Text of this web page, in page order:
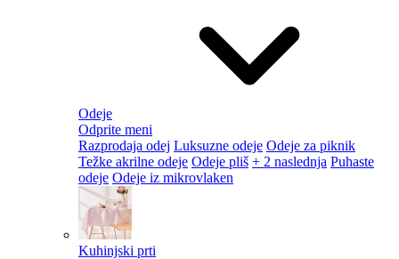
Odeje
Odprite meni
Razprodaja odej Luksuzne odeje Odeje za piknik
Težke akrilne odeje Odeje pliš + 2 naslednja Puhaste
odeje Odeje iz mikrovlaken
Kuhinjski prti